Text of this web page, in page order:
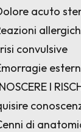
acuto
convulsive
I
di